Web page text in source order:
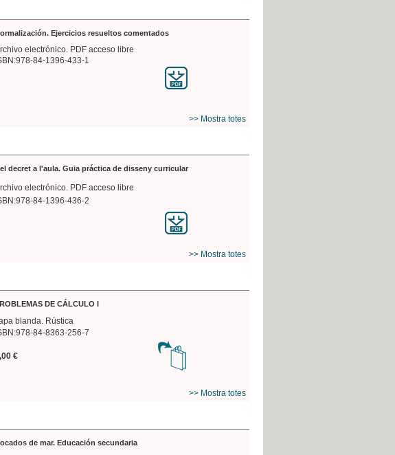
Ejercicios resueltos comentados
electrónico. PDF acceso libre
84-1396-433-1
>> Mostra totes
decret a l'aula. Guia práctica de disseny curricular
electrónico. PDF acceso libre
84-1396-436-2
>> Mostra totes
DE CÁLCULO I
blanda. Rústica
84-8363-256-7
€
>> Mostra totes
de mar. Educación secundaria